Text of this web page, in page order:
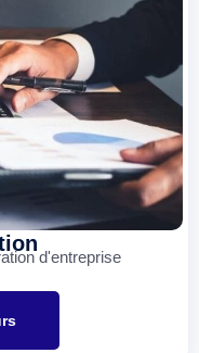
d'entreprise